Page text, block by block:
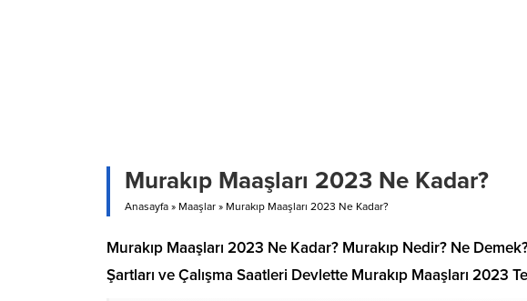
Murakıp Maaşları 2023 Ne Kadar?
Anasayfa » Maaşlar » Murakıp Maaşları 2023 Ne Kadar?
Murakıp Maaşları 2023 Ne Kadar? Murakıp Nedir? Ne
Şartları ve Çalışma Saatleri Devlette Murakıp Maaşları 2023